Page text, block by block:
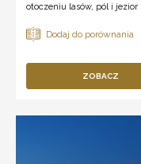
otoczeniu lasów, pól i
ZOBACZ